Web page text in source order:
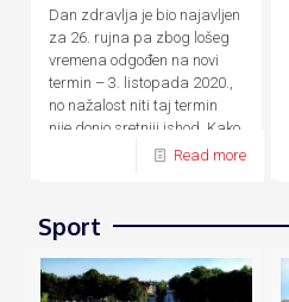
Dan zdravlja je bio najavljen
za 26. rujna pa zbog lošeg
vremena odgođen na novi
termin – 3. listopada 2020.,
no nažalost niti taj termin
nije donio sretniji ishod. Kako
Read more
Sport